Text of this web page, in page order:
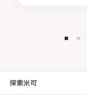
探索米可